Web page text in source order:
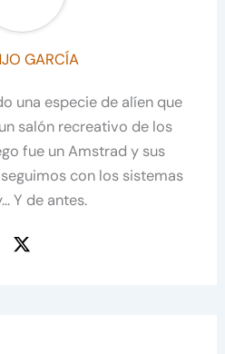
GARCÍA
una especie de alíen que
salón recreativo de los
fue un Amstrad y sus
con los sistemas
Y de antes.